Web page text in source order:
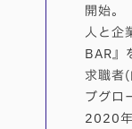
開始。
人と企
BAR』
求職者
ブグロ
2020